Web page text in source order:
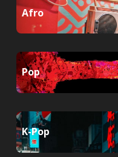
Afro
Pop
K-Pop